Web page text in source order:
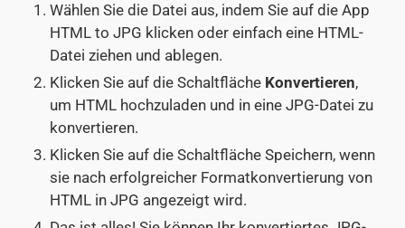
Wählen Sie die Datei aus, indem Sie auf die App
HTML to JPG klicken oder einfach eine HTML-
Datei ziehen und ablegen.
Klicken Sie auf die Schaltfläche Konvertieren,
um HTML hochzuladen und in eine JPG-Datei zu
konvertieren.
Klicken Sie auf die Schaltfläche Speichern, wenn
sie nach erfolgreicher Formatkonvertierung von
HTML in JPG angezeigt wird.